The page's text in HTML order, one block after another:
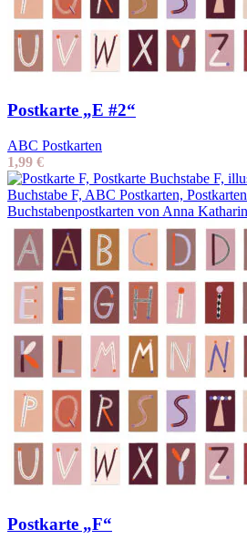
Postkarte „E #2“
ABC Postkarten
1,99 €
Postkarte „F“